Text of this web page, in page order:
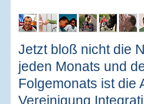
Jetzt bloß nicht die
jeden Monats und
Folgemonats ist die
Vereinigung